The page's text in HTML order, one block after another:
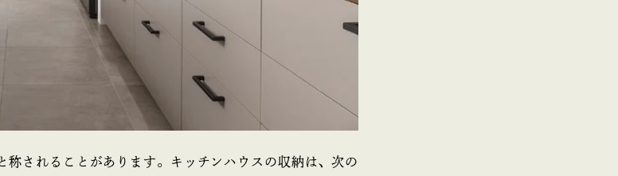
称されることがあります。キッチンハウスの収納は、次の